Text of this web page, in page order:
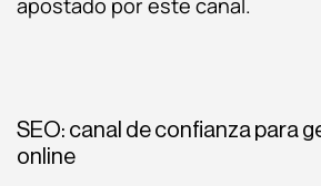
apostado por este canal.
SEO: canal de confianza para
online